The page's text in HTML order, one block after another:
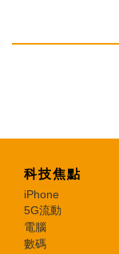
科技焦點
iPhone
5G流動
電腦
數碼